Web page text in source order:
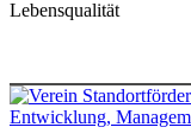
Lebensqualität